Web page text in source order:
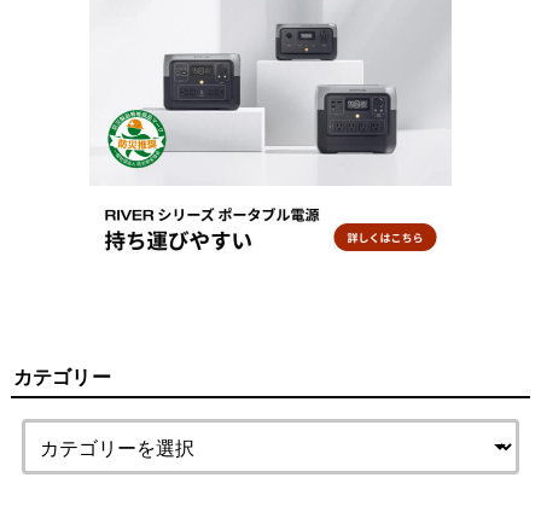
カテゴリー